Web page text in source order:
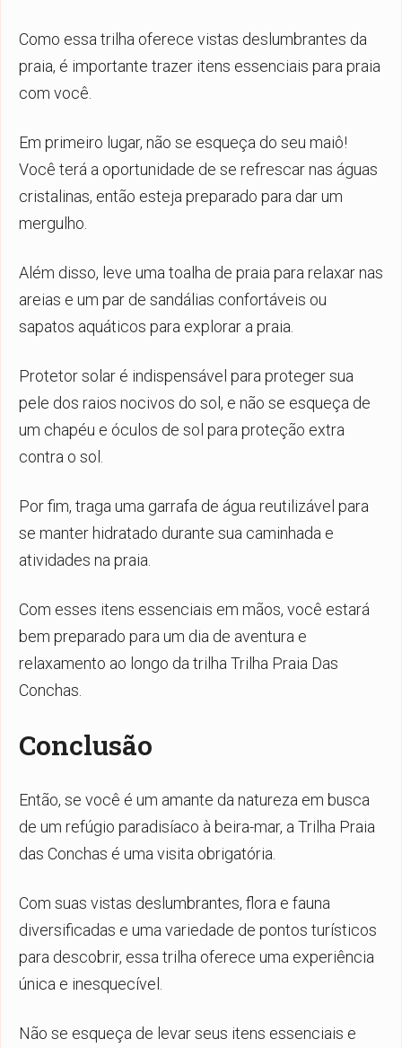
Como essa trilha oferece vistas deslumbrantes da
praia, é importante trazer itens essenciais para praia
com você.
Em primeiro lugar, não se esqueça do seu maiô!
Você terá a oportunidade de se refrescar nas águas
cristalinas, então esteja preparado para dar um
mergulho.
Além disso, leve uma toalha de praia para relaxar nas
areias e um par de sandálias confortáveis ou
sapatos aquáticos para explorar a praia.
Protetor solar é indispensável para proteger sua
pele dos raios nocivos do sol, e não se esqueça de
um chapéu e óculos de sol para proteção extra
contra o sol.
Por fim, traga uma garrafa de água reutilizável para
se manter hidratado durante sua caminhada e
atividades na praia.
Com esses itens essenciais em mãos, você estará
bem preparado para um dia de aventura e
relaxamento ao longo da trilha Trilha Praia Das
Conchas.
Conclusão
Então, se você é um amante da natureza em busca
de um refúgio paradisíaco à beira-mar, a Trilha Praia
das Conchas é uma visita obrigatória.
Com suas vistas deslumbrantes, flora e fauna
diversificadas e uma variedade de pontos turísticos
para descobrir, essa trilha oferece uma experiência
única e inesquecível.
Não se esqueça de levar seus itens essenciais e